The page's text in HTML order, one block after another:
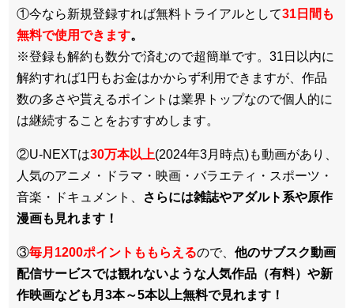
①今なら新規登録すれば無料トライアルとして31日間も
無料で使用できます。
※登録も解約も数分で済むので超簡単です。31日以内に
解約すれば1円もお金はかからず利用できますが、作品
数の多さや貰えるポイントは業界トップなので個人的に
は継続することをおすすめします。
②U-NEXTは30万本以上(2024年3月時点)も動画があり、
人気のアニメ・ドラマ・映画・バラエティ・スポーツ・
音楽・ドキュメント、
さらには雑誌やアダルト系や原作
漫画も見れます！
③毎月1200ポイントももらえるので、 他のサブスク動画
配信サービスでは観れないような人気作品（有料）や新
作映画なども月3本～5本以上無料で見れます！